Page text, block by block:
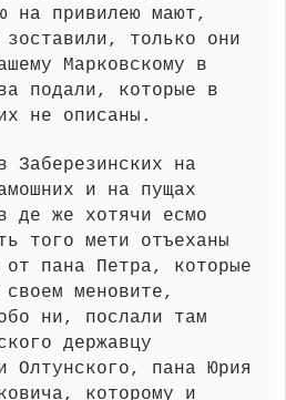
на привилею мают,
только они
Марковскому в
подали, которые в
не описаны.
Заберезинских на
и на пущах
де же хотячи есмо
того мети отъеханы
пана Петра, которые
меновите,
ни, послали там
державцу
Олтунского, пана Юрия
которому и